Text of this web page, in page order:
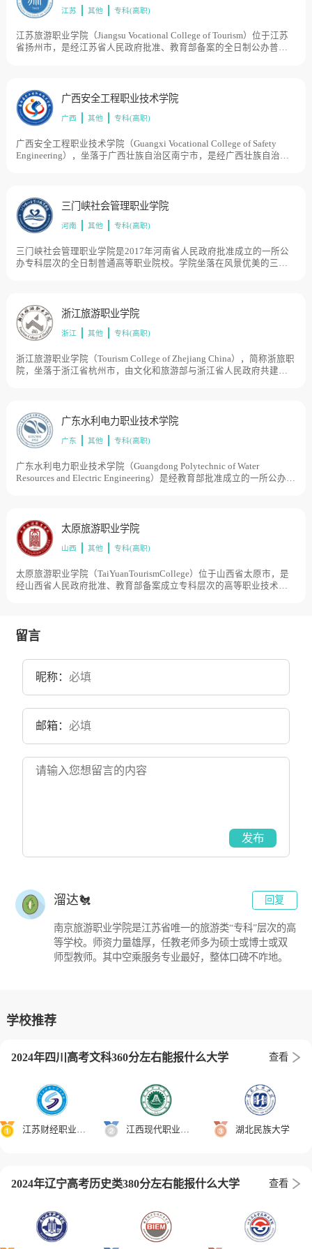
江苏 其他 专科(高职)
江苏旅游职业学院（Jiangsu Vocational College of Tourism）位于江苏
省扬州市，是经江苏省人民政府批准、教育部备案的全日制公办普通
九龙湖、扬子津、瘦西湖3个校区，占地面积1175亩。
广西安全工程职业技术学院
广西 其他 专科(高职)
广西安全工程职业技术学院（Guangxi Vocational College of Safety
Engineering），坐落于广西壮族自治区南宁市，是经广西壮族自治区
人民共和国应急管理部共建广西安全工程职业技术学院，目前学校总
体占地面积1060亩。
三门峡社会管理职业学院
河南 其他 专科(高职)
三门峡社会管理职业学院是2017年河南省人民政府批准成立的一所公
办专科层次的全日制普通高等职业院校。学院坐落在风景优美的三门
浙江旅游职业学院
浙江 其他 专科(高职)
浙江旅游职业学院（Tourism College of Zhejiang China），简称浙旅职
院，坐落于浙江省杭州市，由文化和旅游部与浙江省人民政府共建的
教育标准化示范院校，学院前身为创建于1983年的浙江省旅游职工中
等专业学校，1987年更名为浙江省旅游学校，2002年更名为浙江旅游
职业学院。2019年浙江省文化艺术研究院并入，学院拥有萧山、千岛
广东水利电力职业技术学院
广东 其他 专科(高职)
广东水利电力职业技术学院（Guangdong Polytechnic of Water
Resources and Electric Engineering）是经教育部批准成立的一所公办全
院被中央文明委评为第四届全国文明单位。广东水利电力职业技术学
院始建于1952年的广州土木水利工程学校，后经历珠江水利学校、武
汉水利学校、广州水利学校、广东省水利电力厅干部学校、广东省水
院。2019年12月，被教育部、财政部列入第三类高水平专业群建设单
位（B档），目前学校总体占地面积1500亩。
太原旅游职业学院
山西 其他 专科(高职)
太原旅游职业学院（TaiYuanTourismCollege）位于山西省太原市，是
经山西省人民政府批准、教育部备案成立专科层次的高等职业技术学
太原旅游职业高中，1998年更名为太原旅游学校，2004年升格为高等
职业学院，更名为太原旅游职业学院，目前学校总体占地面积344亩。
留言
昵称：
邮箱：
发布
溜达🐔 回复
南京旅游职业学院是江苏省唯一的旅游类“专科”层次的高
等学校。师资力量雄厚，任教老师多为硕士或博士或双
师型教师。其中空乘服务专业最好，整体口碑不咋地。
学校推荐
2024年四川高考文科360分左右能报什么大学 查看
江苏财经职业技术学院 江西现代职业技术学院 湖北民族大学
2024年辽宁高考历史类380分左右能报什么大学 查看